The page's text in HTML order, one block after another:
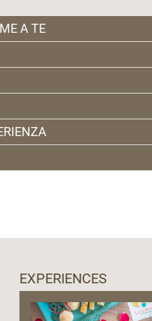
A TE
e un cappellino!
EXPERIENCES